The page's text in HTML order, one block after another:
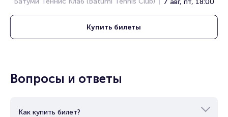
7 авг, пт, 18:00
Купить билеты
Вопросы и ответы
Как купить билет?